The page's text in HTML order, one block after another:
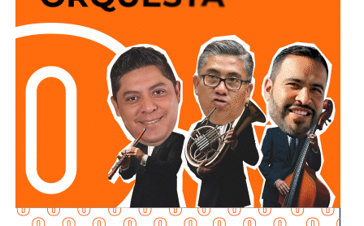
La cantante regiomontana sorprendió con diferentes
cambios de vestuario, entre ellos un largo vestido rojo con
plumas para interpretar “Esa hembra es mala”.Más
adelante, continuó el recorrido por su trayectoria con
éxitos como
“El recuento de los daños”, “Cinco
minutos”, “Me río de ti” y “Vestida de azúcar”,en una
presentación marcada por la nostalgia, el baile y los coros
de sus seguidores, en una jornada que reflejó la gran
expectativa que existe por esta edición de la máxima
fiesta de las y los potosinos.